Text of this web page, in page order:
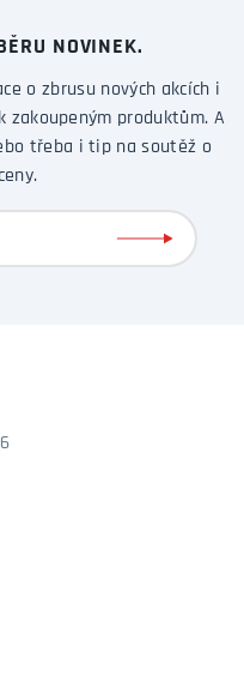
NOVINEK.
o zbrusu nových akcích i
zakoupeným produktům. A
třeba i tip na soutěž o